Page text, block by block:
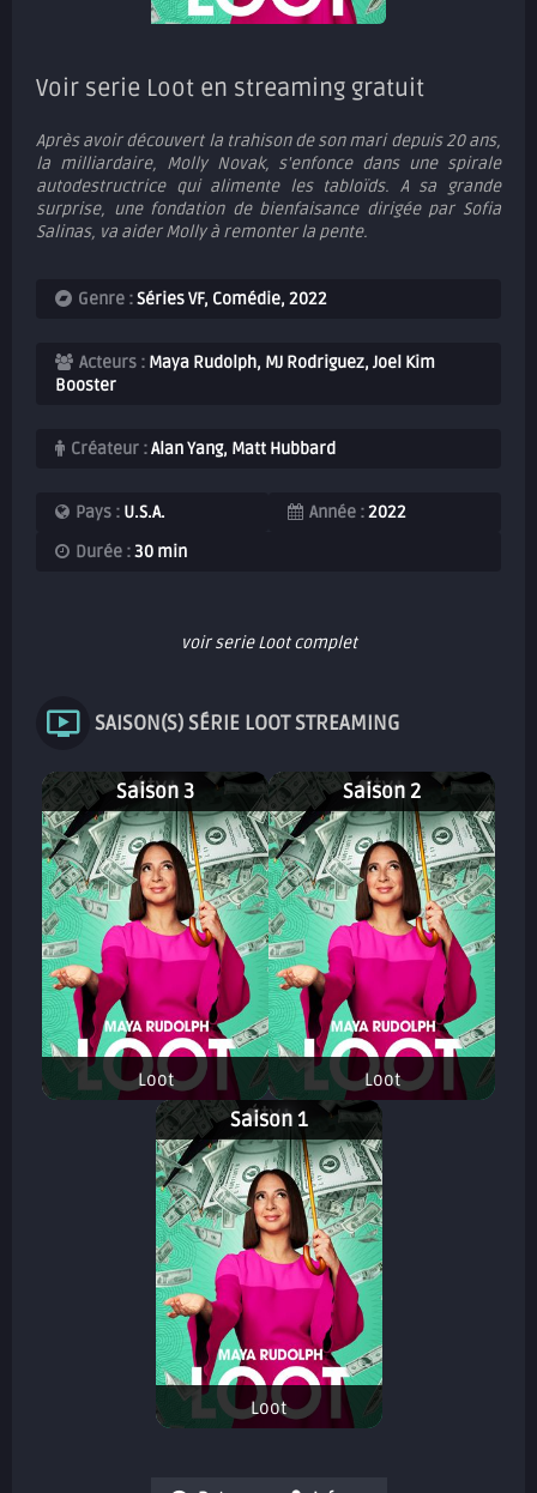
Voir serie Loot en streaming gratuit
Après avoir découvert la trahison de son mari depuis 20 ans,
la milliardaire, Molly Novak, s'enfonce dans une spirale
autodestructrice qui alimente les tabloïds. A sa grande
surprise, une fondation de bienfaisance dirigée par Sofia
Salinas, va aider Molly à remonter la pente.
Genre :Séries VF, Comédie, 2022
Acteurs : Maya Rudolph, MJ Rodriguez, Joel Kim
Booster
Créateur :Alan Yang, Matt Hubbard
Pays : U.S.A. Année :2022
Durée :30 min
voir serie Loot complet
SAISON(S) SÉRIE LOOT STREAMING
Loot
Saison 3
Loot
Saison 2
Loot
Saison 1